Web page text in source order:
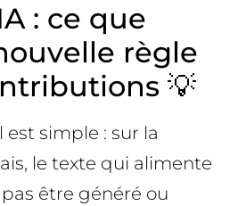
: ce que
règle
💡
simple : sur la
le texte qui alimente
être généré ou